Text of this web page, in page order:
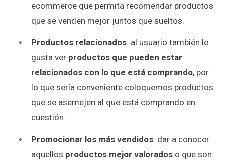
ecommerce que permita recomendar productos
que se venden mejor juntos que sueltos.
Productos relacionados: al usuario también le
gusta ver productos que pueden estar
relacionados con lo que está comprando, por
lo que sería conveniente coloquemos productos
que se asemejen al que está comprando en
cuestión.
Promocionar los más vendidos: dar a conocer
aquellos productos mejor valorados o que son